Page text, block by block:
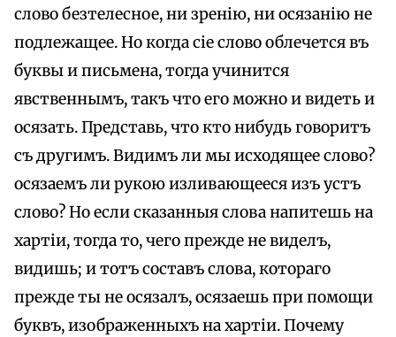
слово безтелесное, ни зренію, ни осязанію не
подлежащее. Но когда сіе слово облечется въ
буквы и письмена, тогда учинится
явственнымъ, такъ что его можно и видеть и
осязать. Представь, что кто нибудь говоритъ
съ другимъ. Видимъ ли мы исходящее слово?
осязаемъ ли рукою изливающееся изъ устъ
слово? Но если сказанныя слова напитешь на
хартіи, тогда то, чего прежде не виделъ,
видишь; и тотъ составъ слова, котораго
прежде ты не осязалъ, осязаешь при помощи
буквъ, изображенныхъ на хартіи. Почему